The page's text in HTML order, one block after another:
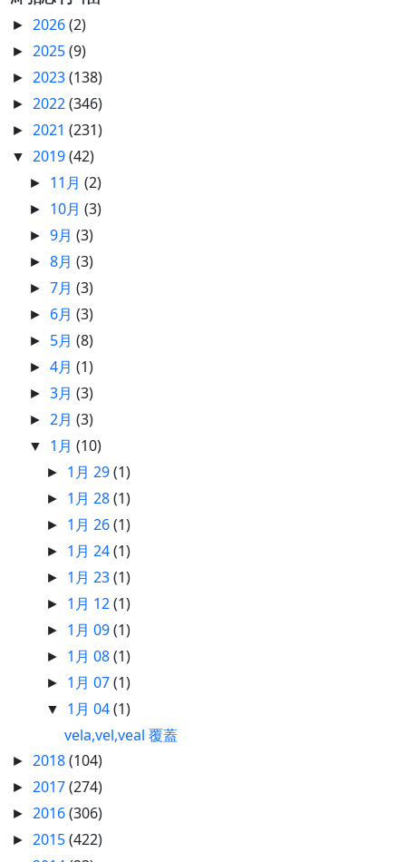
► 2026(2)
► 2025(9)
► 2023(138)
► 2022(346)
► 2021 (231)
▼ 2019(42)
► 11月(2)
► 10月(3)
►9月(3)
►8月(3)
►7月(3)
► 6月(3)
► 5月(8)
►4月(1)
►3月(3)
► 2月(3)
▼ 1月(10)
► 1月 29(1)
► 1月 28(1)
► 1月 26(1)
► 1月 24(1)
► 1月 23(1)
► 1月 12(1)
► 1月 09(1)
► 1月 08(1)
► 1月 07(1)
▼ 1月 04(1)
vela,vel,veal 覆蓋
► 2018(104)
► 2017(274)
► 2016(306)
► 2015(422)